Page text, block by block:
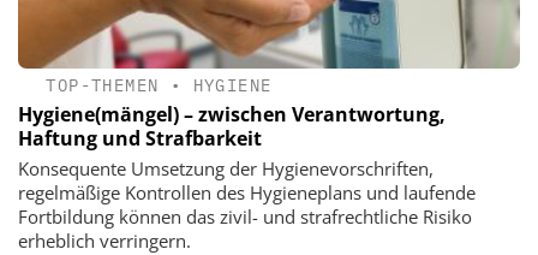
TOP-THEMEN • HYGIENE
Hygiene(mängel) – zwischen Verantwortung,
Haftung und Strafbarkeit
Konsequente Umsetzung der Hygienevorschriften,
regelmäßige Kontrollen des Hygieneplans und laufende
Fortbildung können das zivil- und strafrechtliche Risiko
erheblich verringern.